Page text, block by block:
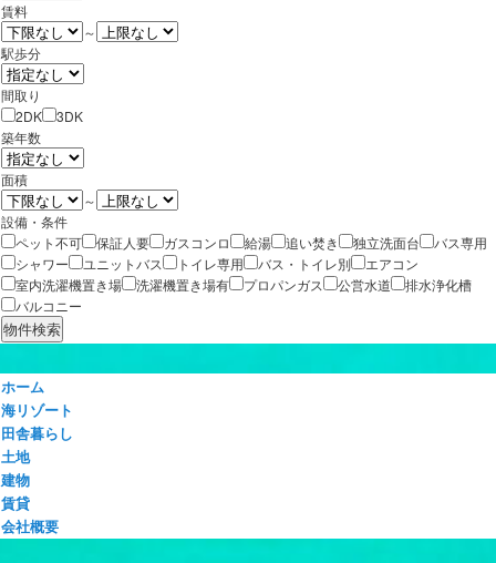
賃料
～
駅歩分
間取り
2DK
3DK
築年数
面積
～
設備・条件
ペット不可
保証人要 ガスコンロ 給湯 追い焚き 独立洗面台
バス専用
シャワー
ユニットバス トイレ専用 バス・トイレ別
エアコン
室内洗濯機置き場
洗濯機置き場有 プロパンガス 公営水道
排水浄化槽
バルコニー
ホーム
海リゾート
田舎暮らし
土地
建物
賃貸
会社概要